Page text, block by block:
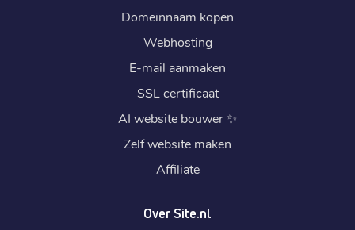
Domeinnaam kopen
Webhosting
E-mail aanmaken
SSL certificaat
AI website bouwer✨
Zelf website maken
Affiliate
Over Site.nl